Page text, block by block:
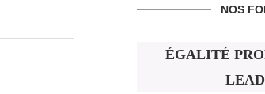
NOS
ÉGALITÉ